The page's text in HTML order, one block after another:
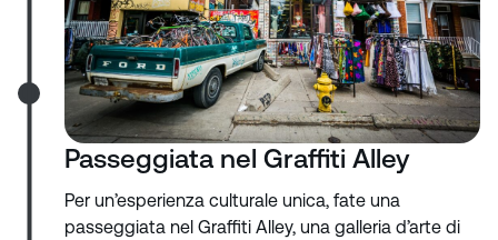
Passeggiata nel Graffiti Alley
Per un’esperienza culturale unica, fate una
passeggiata nel Graffiti Alley, una galleria d’arte di